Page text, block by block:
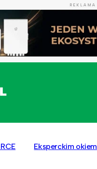
REKLAMA
Eksperckim okiem